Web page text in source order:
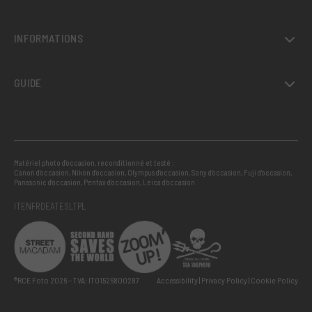
INFORMATIONS
GUIDE
Matériel photo d’occasion, reconditionné et testé :
Canon d’occasion, Nikon d’occasion, Olympus d’occasion,Sony d’occasion, Fuji d’occasion,
Panasonic d’occasion, Pentax d’occasion, Leica d’occasion
ITENFRDEATESLTPL
®RCE Foto 2026 – TVA: IT01526800287 Accessibility Privacy Policy Cookie Policy